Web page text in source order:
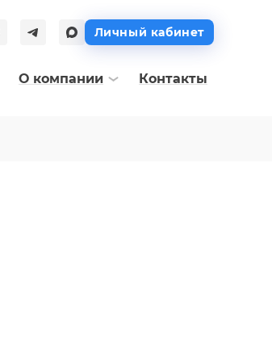
Личный кабинет
О компании Контакты